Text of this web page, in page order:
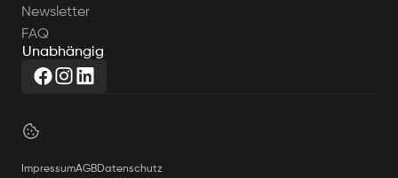
Unabhängig
Newsletter
FAQ
ImpressumAGBDatenschutz